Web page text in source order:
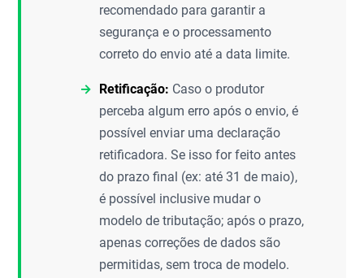
recomendado para garantir a
segurança e o processamento
correto do envio até a data limite.
Retificação: Caso o produtor
perceba algum erro após o envio, é
possível enviar uma declaração
retificadora. Se isso for feito antes
do prazo final (ex: até 31 de maio),
é possível inclusive mudar o
modelo de tributação; após o prazo,
apenas correções de dados são
permitidas, sem troca de modelo.